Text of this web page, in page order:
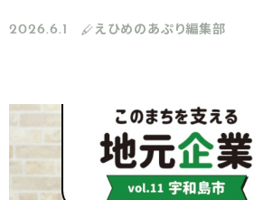
2026.6.1 えひめのあぷり編集部